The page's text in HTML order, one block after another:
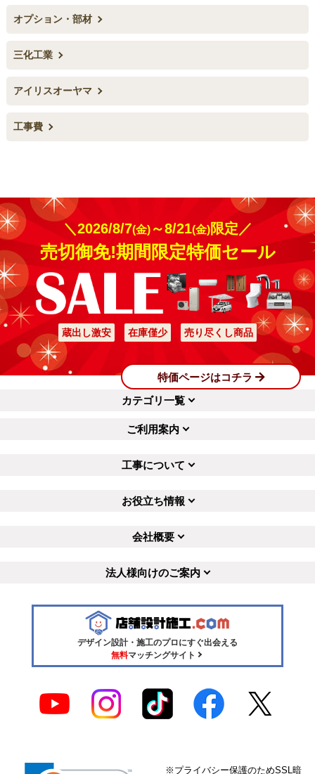
オプション・部材
三化工業
アイリスオーヤマ
工事費
＼2026/8/7(金)～8/21(金)限定／
売切御免!期間限定特価セール
蔵出し激安 在庫僅少 売り尽くし商品
特価ページはコチラ
カテゴリ一覧
ご利用案内
工事について
お役立ち情報
会社概要
法人様向けのご案内
デザイン設計・施工のプロにすぐ出会える
無料マッチングサイト
※プライバシー保護のためSSL暗